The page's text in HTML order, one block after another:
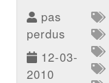
pas
perdus
12-03-
2010